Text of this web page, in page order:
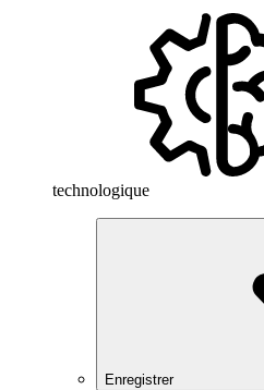
technologique
Enregistrer